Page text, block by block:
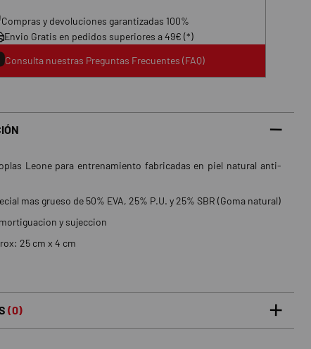
Compras y devoluciones garantizadas 100%
Envio Gratis en pedidos superiores a 49€ (*)
Consulta nuestras Preguntas Frecuentes (FAQ)
Leone para entrenamiento fabricadas en piel natural anti-
mas grueso de 50% EVA, 25% P.U. y 25% SBR (Goma natural)
y sujeccion
25 cm x 4 cm
(0)
5 estrellas
0%